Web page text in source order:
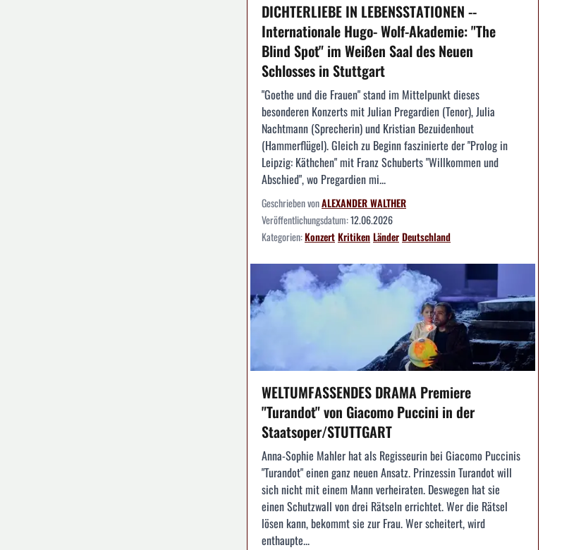
DICHTERLIEBE IN LEBENSSTATIONEN --
Internationale Hugo- Wolf-Akademie: "The
Blind Spot" im Weißen Saal des Neuen
Schlosses in Stuttgart
"Goethe und die Frauen" stand im Mittelpunkt dieses
besonderen Konzerts mit Julian Pregardien (Tenor), Julia
Nachtmann (Sprecherin) und Kristian Bezuidenhout
(Hammerflügel). Gleich zu Beginn faszinierte der "Prolog in
Leipzig: Käthchen" mit Franz Schuberts "Willkommen und
Abschied", wo Pregardien mi...
Geschrieben vonALEXANDER WALTHER
Veröffentlichungsdatum:12.06.2026
Kategorien:KonzertKritikenLänderDeutschland
WELTUMFASSENDES DRAMA Premiere
"Turandot" von Giacomo Puccini in der
Staatsoper/STUTTGART
Anna-Sophie Mahler hat als Regisseurin bei Giacomo Puccinis
"Turandot" einen ganz neuen Ansatz. Prinzessin Turandot will
sich nicht mit einem Mann verheiraten. Deswegen hat sie
einen Schutzwall von drei Rätseln errichtet. Wer die Rätsel
lösen kann, bekommt sie zur Frau. Wer scheitert, wird
enthaupte...